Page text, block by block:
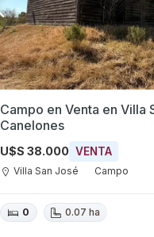
Campo en Venta en Villa San José,
Canelones
U$S 38.000 VENTA
Villa San José Campo
0 0.07 ha